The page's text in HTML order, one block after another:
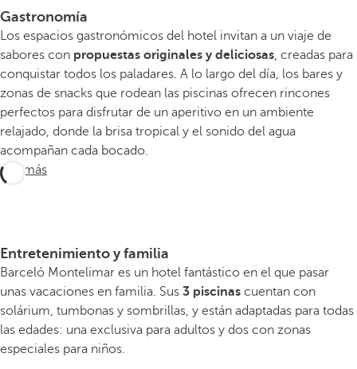
Gastronomía
Los espacios gastronómicos del hotel invitan a un viaje de
sabores con propuestas originales y deliciosas , creadas para
conquistar todos los paladares. A lo largo del día, los bares y
zonas de snacks que rodean las piscinas ofrecen rincones
perfectos para disfrutar de un aperitivo en un ambiente
relajado, donde la brisa tropical y el sonido del agua
acompañan cada bocado.
Ver más
Entretenimiento y familia
Barceló Montelimar es un hotel fantástico en el que pasar
unas vacaciones en familia. Sus 3 piscinas cuentan con
solárium, tumbonas y sombrillas, y están adaptadas para todas
las edades: una exclusiva para adultos y dos con zonas
especiales para niños.